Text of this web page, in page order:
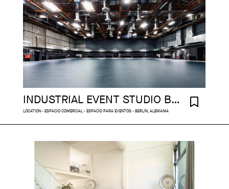
INDUSTRIAL EVENT STUDIO BERLIN
LOCATION - ESPACIO COMERCIAL - ESPACIO PARA EVENTOS - BERLÍN, ALEMANIA